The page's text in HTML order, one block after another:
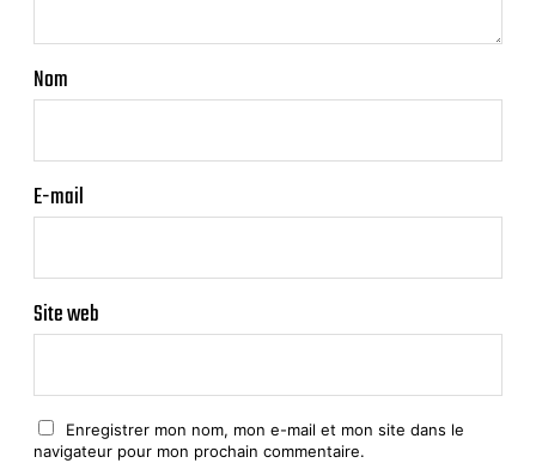
Nom
E-mail
Site web
Enregistrer mon nom, mon e-mail et mon site dans le
navigateur pour mon prochain commentaire.